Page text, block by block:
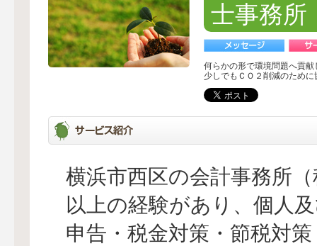
士事務所
何らかの形で環境問題へ貢
少しでもＣＯ２削減のため
横浜市西区の会計事務所
以上の経験があり、個人
申告・税金対策・節税対